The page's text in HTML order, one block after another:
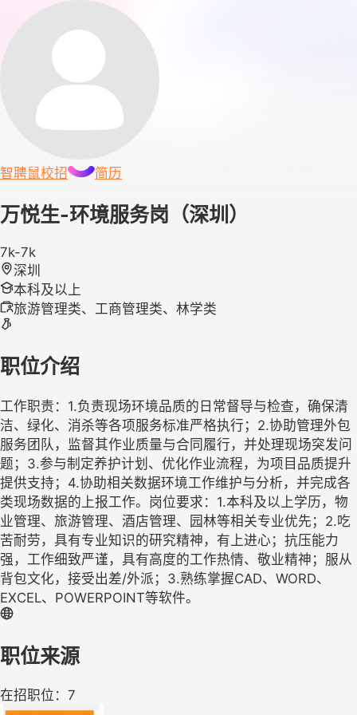
智聘鼠校招 简历
万悦生-环境服务岗（深圳）
7k-7k
深圳
本科及以上
旅游管理类、工商管理类、林学类
职位介绍
工作职责：1.负责现场环境品质的日常督导与检查，确保清
洁、绿化、消杀等各项服务标准严格执行；2.协助管理外包
服务团队，监督其作业质量与合同履行，并处理现场突发问
题；3.参与制定养护计划、优化作业流程，为项目品质提升
提供支持；4.协助相关数据环境工作维护与分析，并完成各
类现场数据的上报工作。岗位要求：1.本科及以上学历，物
业管理、旅游管理、酒店管理、园林等相关专业优先；2.吃
苦耐劳，具有专业知识的研究精神，有上进心；抗压能力
强，工作细致严谨，具有高度的工作热情、敬业精神；服从
背包文化，接受出差/外派；3.熟练掌握CAD、WORD、
EXCEL、POWERPOINT等软件。
职位来源
在招职位：7